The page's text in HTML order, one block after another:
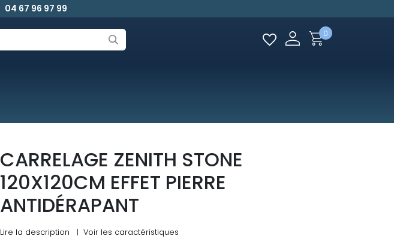
04 67 96 97 99
0
CARRELAGE ZENITH STONE
120X120CM EFFET PIERRE
ANTIDÉRAPANT
Lire la description | Voir les caractéristiques